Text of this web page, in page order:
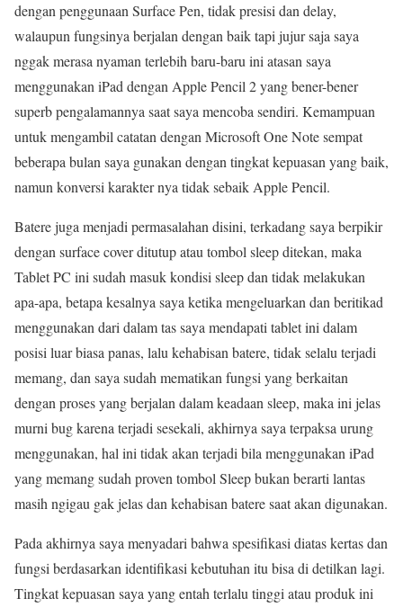
dengan penggunaan Surface Pen, tidak presisi dan delay,
walaupun fungsinya berjalan dengan baik tapi jujur saja saya
nggak merasa nyaman terlebih baru-baru ini atasan saya
menggunakan iPad dengan Apple Pencil 2 yang bener-bener
superb pengalamannya saat saya mencoba sendiri. Kemampuan
untuk mengambil catatan dengan Microsoft One Note sempat
beberapa bulan saya gunakan dengan tingkat kepuasan yang baik,
namun konversi karakter nya tidak sebaik Apple Pencil.
Batere juga menjadi permasalahan disini, terkadang saya berpikir
dengan surface cover ditutup atau tombol sleep ditekan, maka
Tablet PC ini sudah masuk kondisi sleep dan tidak melakukan
apa-apa, betapa kesalnya saya ketika mengeluarkan dan beritikad
menggunakan dari dalam tas saya mendapati tablet ini dalam
posisi luar biasa panas, lalu kehabisan batere, tidak selalu terjadi
memang, dan saya sudah mematikan fungsi yang berkaitan
dengan proses yang berjalan dalam keadaan sleep, maka ini jelas
murni bug karena terjadi sesekali, akhirnya saya terpaksa urung
menggunakan, hal ini tidak akan terjadi bila menggunakan iPad
yang memang sudah proven tombol Sleep bukan berarti lantas
masih ngigau gak jelas dan kehabisan batere saat akan digunakan.
Pada akhirnya saya menyadari bahwa spesifikasi diatas kertas dan
fungsi berdasarkan identifikasi kebutuhan itu bisa di detilkan lagi.
Tingkat kepuasan saya yang entah terlalu tinggi atau produk ini